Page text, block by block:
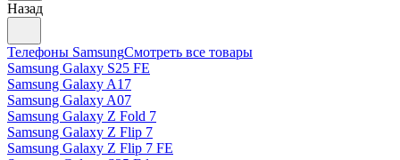
Назад
Телефоны SamsungСмотреть все товары
Samsung Galaxy S25 FE
Samsung Galaxy A17
Samsung Galaxy A07
Samsung Galaxy Z Fold 7
Samsung Galaxy Z Flip 7
Samsung Galaxy Z Flip 7 FE